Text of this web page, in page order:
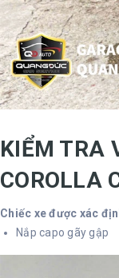
KIỂM TRA
COROLLA
Chiếc xe được xác
Nắp capo gãy gập